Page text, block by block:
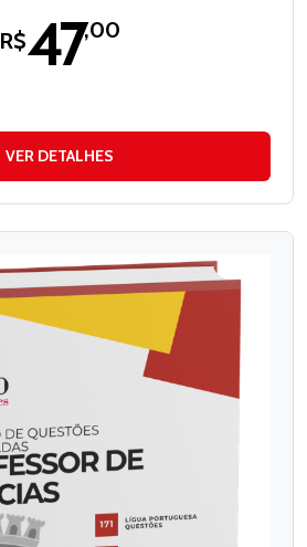
R$47,00
VER DETALHES